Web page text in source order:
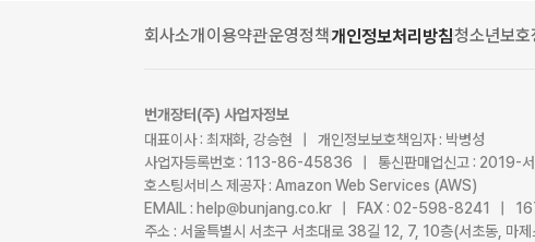
회사소개 이용약관운영정책개인정보처리방침청소년보호
번개장터(주) 사업자정보
대표이사 : 최재화, 강승현 | 개인정보보호책임자 : 박병성
사업자등록번호 : 113-86-45836 | 통신판매업신고 : 2019-
호스팅서비스 제공자 : Amazon Web Services (AWS)
EMAIL : help@bunjang.co.kr | FAX : 02-598-8241 |
주소 : 서울특별시 서초구 서초대로 38길 12, 7, 10층(서초동, 마